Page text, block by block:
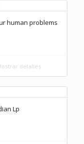
human problems
detalles
Lp